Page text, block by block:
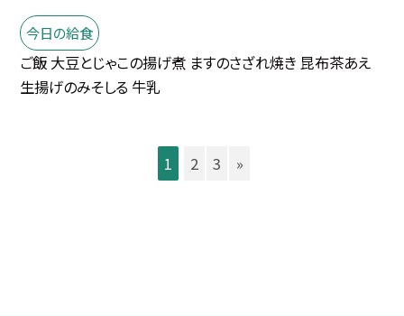
今日の給食
ご飯 大豆とじゃこの揚げ煮 ますのさざれ焼き 昆布茶あえ
生揚げのみそしる 牛乳
1 2 3 »